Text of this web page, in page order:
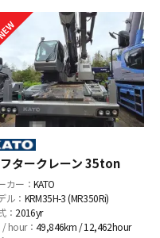
タークレーン 35ton
カー： KATO
ル： KRM35H-3 (MR350Ri)
： 2016yr
/ hour： 49,846km / 12,462hour